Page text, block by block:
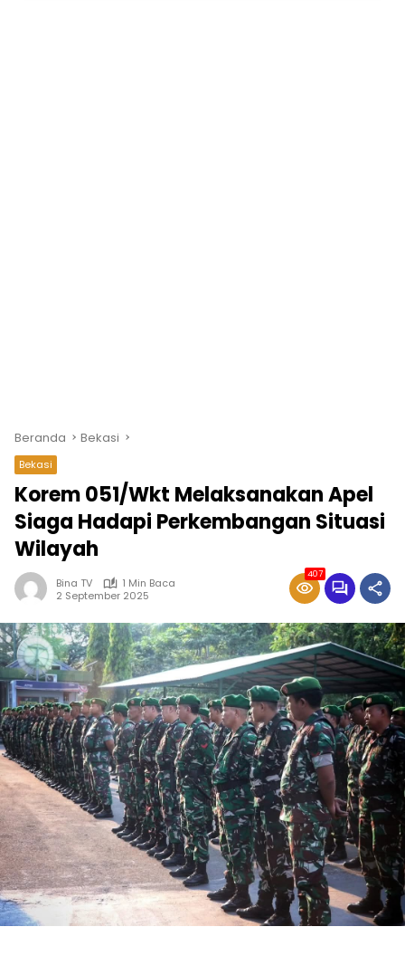
Beranda Bekasi
Bekasi
Korem 051/Wkt Melaksanakan Apel
Siaga Hadapi Perkembangan Situasi
Wilayah
Bina TV
1 Min Baca
2 September 2025
407